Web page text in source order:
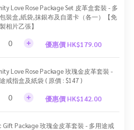
Love Rose Package Set 皮革盒套裝 - 多
裝盒,紙袋,抹銀布及自選卡（各一）【免
相片乙張】
優惠價 HK$179.00
Love Rose Package 玫瑰金皮革套裝 -
戒指盒及紙袋 ( 原價 : $147 )
優惠價 HK$142.00
Gift Package 玫瑰金皮革套裝 - 多用途戒